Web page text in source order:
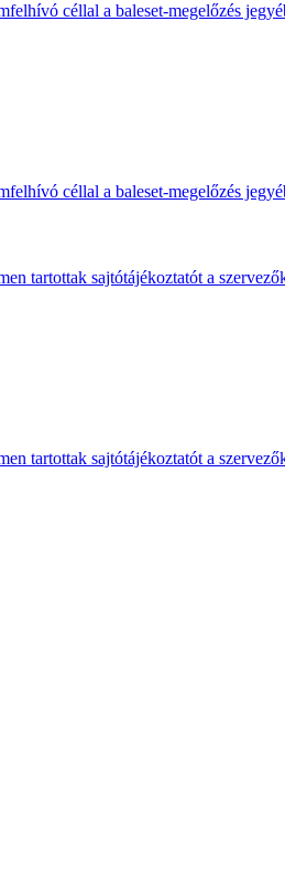
céllal a baleset-megelőzés
céllal a baleset-megelőzés
tartottak sajtótájékoztatót a
tartottak sajtótájékoztatót a